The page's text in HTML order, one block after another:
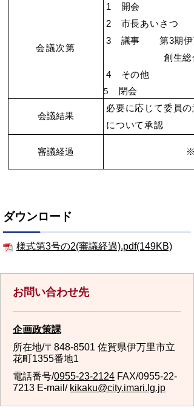
会議次第
1 開会
2 市長あいさつ
3 議事 第3期伊万
創生総合戦略
4 その他
5 閉会
会議結果
必要に応じて委員
について承認
審議経過
ダウンロード
様式第3号の2(審議経過).pdf(149KB)
お問い合わせ先
企画政策課
所在地/〒848-8501 佐賀県伊万里市立
花町1355番地1
電話番号/0955-23-2124 FAX/0955-22-
7213 E-mail/ kikaku@city.imari.lg.jp